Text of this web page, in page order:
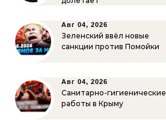
Авг 04, 2026
Зеленский ввёл новые
санкции против Помойки
Авг 04, 2026
Санитарно-гигиенические
работы в Крыму